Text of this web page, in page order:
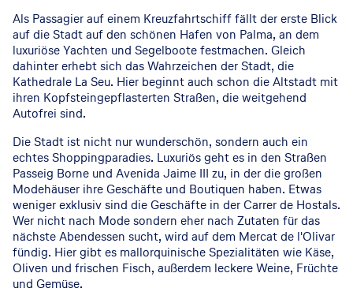
Als Passagier auf einem Kreuzfahrtschiff fällt der erste Blick
auf die Stadt auf den schönen Hafen von Palma, an dem
luxuriöse Yachten und Segelboote festmachen. Gleich
dahinter erhebt sich das Wahrzeichen der Stadt, die
Kathedrale La Seu. Hier beginnt auch schon die Altstadt mit
ihren Kopfsteingepflasterten Straßen, die weitgehend
Autofrei sind.
Die Stadt ist nicht nur wunderschön, sondern auch ein
echtes Shoppingparadies. Luxuriös geht es in den Straßen
Passeig Borne und Avenida Jaime III zu, in der die großen
Modehäuser ihre Geschäfte und Boutiquen haben. Etwas
weniger exklusiv sind die Geschäfte in der Carrer de Hostals.
Wer nicht nach Mode sondern eher nach Zutaten für das
nächste Abendessen sucht, wird auf dem Mercat de l'Olivar
fündig. Hier gibt es mallorquinische Spezialitäten wie Käse,
Oliven und frischen Fisch, außerdem leckere Weine, Früchte
und Gemüse.